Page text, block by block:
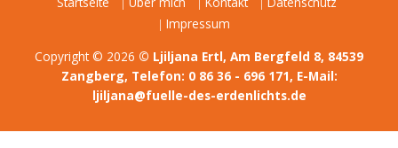
Impressum
Copyright © 2026 © Ljiljana Ertl, Am Bergfeld 8, 84539
Zangberg, Telefon: 0 86 36 - 696 171, E-Mail:
ljiljana@fuelle-des-erdenlichts.de